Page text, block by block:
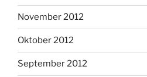
November 2012
Oktober 2012
September 2012